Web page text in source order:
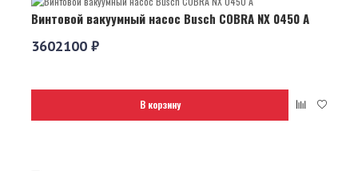
Винтовой вакуумный насос Busch COBRA NX 0450 A
3602100 ₽
В корзину